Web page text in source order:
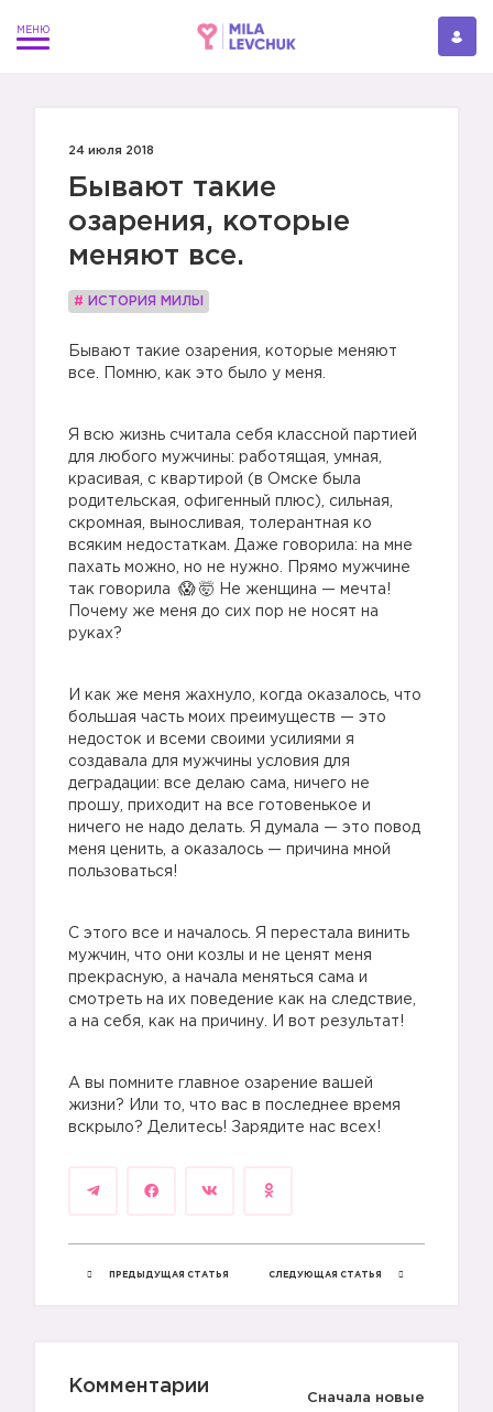
24 июля 2018
Бывают такие
озарения, которые
меняют все.
# ИСТОРИЯ МИЛЫ
Бывают такие озарения, которые меняют
все. Помню, как это было у меня.
Я всю жизнь считала себя классной партией
для любого мужчины: работящая, умная,
красивая, с квартирой (в Омске была
родительская, офигенный плюс), сильная,
скромная, выносливая, толерантная ко
всяким недостаткам. Даже говорила: на мне
пахать можно, но не нужно. Прямо мужчине
так говорила
🤯 Не женщина — мечта!
Почему же меня до сих пор не носят на
руках?
И как же меня жахнуло, когда оказалось, что
большая часть моих преимуществ — это
недосток и всеми своими усилиями я
создавала для мужчины условия для
деградации: все делаю сама, ничего не
прошу, приходит на все готовенькое и
ничего не надо делать. Я думала — это повод
меня ценить, а оказалось — причина мной
пользоваться!
С этого все и началось. Я перестала винить
мужчин, что они козлы и не ценят меня
прекрасную, а начала меняться сама и
смотреть на их поведение как на следствие,
а на себя, как на причину. И вот результат!
А вы помните главное озарение вашей
жизни? Или то, что вас в последнее время
вскрыло? Делитесь! Зарядите нас всех!
ПРЕДЫДУЩАЯ СТАТЬЯ СЛЕДУЮЩАЯ СТАТЬЯ
Комментарии
Сначала новые